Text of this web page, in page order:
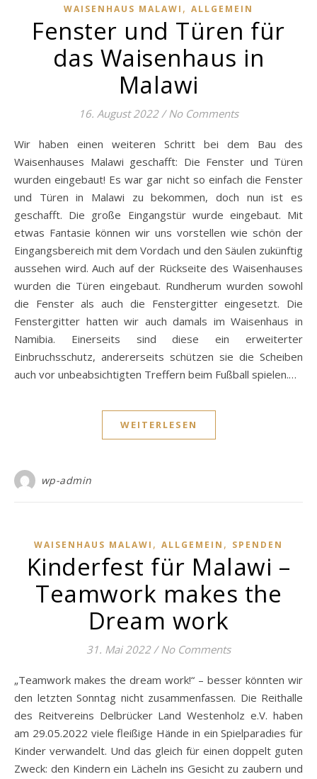
WAISENHAUS MALAWI , ALLGEMEIN
Fenster und Türen für
das Waisenhaus in
Malawi
16. August 2022 / No Comments
Wir haben einen weiteren Schritt bei dem Bau des
Waisenhauses Malawi geschafft: Die Fenster und Türen
wurden eingebaut! Es war gar nicht so einfach die Fenster
und Türen in Malawi zu bekommen, doch nun ist es
geschafft. Die große Eingangstür wurde eingebaut. Mit
etwas Fantasie können wir uns vorstellen wie schön der
Eingangsbereich mit dem Vordach und den Säulen zukünftig
aussehen wird. Auch auf der Rückseite des Waisenhauses
wurden die Türen eingebaut. Rundherum wurden sowohl
die Fenster als auch die Fenstergitter eingesetzt. Die
Fenstergitter hatten wir auch damals im Waisenhaus in
Namibia. Einerseits sind diese ein erweiterter
Einbruchsschutz, andererseits schützen sie die Scheiben
auch vor unbeabsichtigten Treffern beim Fußball spielen.…
WEITERLESEN
wp-admin
WAISENHAUS MALAWI , ALLGEMEIN , SPENDEN
Kinderfest für Malawi –
Teamwork makes the
Dream work
31. Mai 2022 / No Comments
„Teamwork makes the dream work!“ – besser könnten wir
den letzten Sonntag nicht zusammenfassen. Die Reithalle
des Reitvereins Delbrücker Land Westenholz e.V. haben
am 29.05.2022 viele fleißige Hände in ein Spielparadies für
Kinder verwandelt. Und das gleich für einen doppelt guten
Zweck: den Kindern ein Lächeln ins Gesicht zu zaubern und